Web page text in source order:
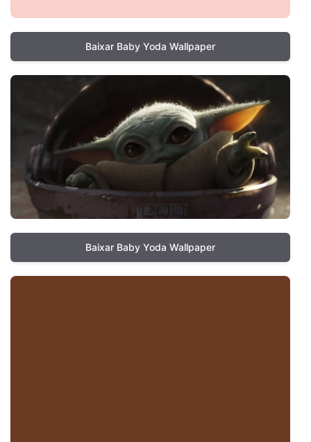
Baixar Baby Yoda Wallpaper
Baixar Baby Yoda Wallpaper